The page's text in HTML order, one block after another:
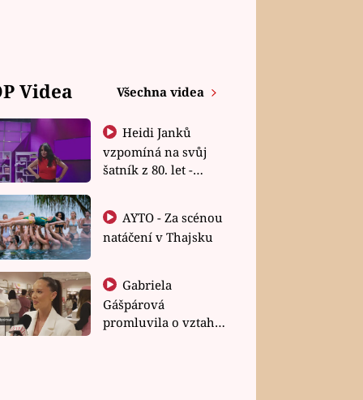
Videa Všechna videa
Heidi Janků
vzpomíná na svůj
šatník z 80. let -
natáčení v Thajsku
Gabriela
Gášpárová
promluvila o vztahu